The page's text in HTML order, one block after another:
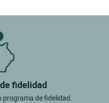
fidelidad
de fidelidad.